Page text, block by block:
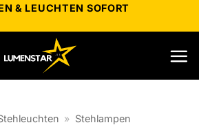
& LEUCHTEN SOFORT
» Stehlampen